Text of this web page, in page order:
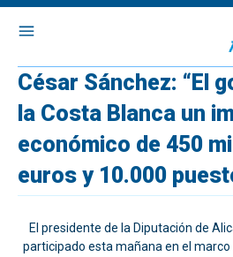
César Sánchez: “El
la Costa Blanca un
económico de 450
euros y 10.000
El presidente de la Diputación de
participado esta mañana en el marco